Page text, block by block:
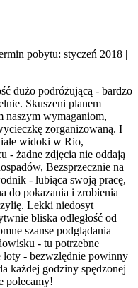
pobytu: styczeń 2018 |
dużo podróżującą - bardzo
Skuszeni planem
wymaganiom,
zorganizowaną. I
widoki w Rio,
- żadne zdjęcia nie oddają
Bezsprzecznie na
- lubiąca swoją pracę,
do pokazania i zrobienia
Lekki niedosyt
bliska odległość od
szanse podglądania
- tu potrzebne
loty - bezwzlędnie powinny
każdej godziny spędzonej
polecamy!